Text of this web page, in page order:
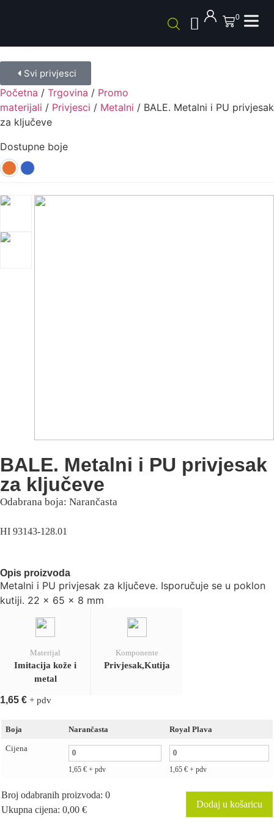
0
Svi privjesci
Početna / Trgovina / Promo
materijali / Privjesci / Metalni / BALE. Metalni i PU privjesak
za ključeve
Dostupne boje
BALE. Metalni i PU privjesak
za ključeve
Odabrana boja: Narančasta
HI 93143-128.01
Opis proizvoda
Metalni i PU privjesak za ključeve. Isporučuje se u poklon
kutiji. 22 x 65 x 8 mm
Materijal
Imitacija kože i
metal
Komponente
Privjesak,Kutija
1,65 € + pdv
Boja Narančasta Royal Plava
Cijena
1,65 € + pdv 1,65 € + pdv
Broj odabranih proizvoda: 0
Ukupna cijena: 0,00 €
Dodaj u košaricu